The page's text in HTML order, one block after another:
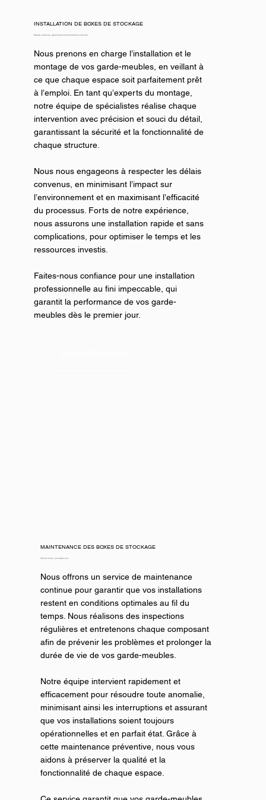
INSTALLATION DE BOXES DE STOCKAGE
Rapide et précise, garantissant fonctionnalité et sécurité
Nous prenons en charge l’installation et le
montage de vos garde-meubles, en veillant à
ce que chaque espace soit parfaitement prêt
à l’emploi. En tant qu’experts du montage,
notre équipe de spécialistes réalise chaque
intervention avec précision et souci du détail,
garantissant la sécurité et la fonctionnalité de
chaque structure.
Nous nous engageons à respecter les délais
convenus, en minimisant l’impact sur
l’environnement et en maximisant l’efficacité
du processus. Forts de notre expérience,
nous assurons une installation rapide et sans
complications, pour optimiser le temps et les
ressources investis.
Faites-nous confiance pour une installation
professionnelle au fini impeccable, qui
garantit la performance de vos garde-
meubles dès le premier jour.
MAINTENANCE DES BOXES DE STOCKAGE
Comme neufs, jour après jour.
Nous offrons un service de maintenance
continue pour garantir que vos installations
restent en conditions optimales au fil du
temps. Nous réalisons des inspections
régulières et entretenons chaque composant
afin de prévenir les problèmes et prolonger la
durée de vie de vos garde-meubles.
Notre équipe intervient rapidement et
efficacement pour résoudre toute anomalie,
minimisant ainsi les interruptions et assurant
que vos installations soient toujours
opérationnelles et en parfait état. Grâce à
cette maintenance préventive, nous vous
aidons à préserver la qualité et la
fonctionnalité de chaque espace.